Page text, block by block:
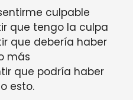
culpable
que tengo la culpa
que debería haber
más
que podría haber
esto.